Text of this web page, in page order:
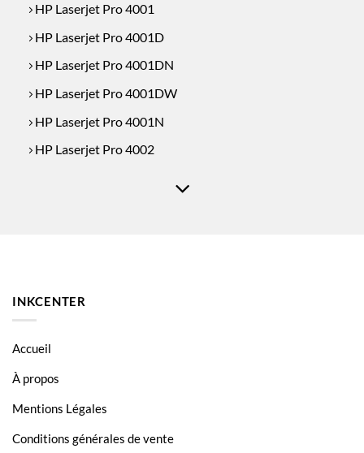
HP Laserjet Pro 4001
HP Laserjet Pro 4001D
HP Laserjet Pro 4001DN
HP Laserjet Pro 4001DW
HP Laserjet Pro 4001N
HP Laserjet Pro 4002
HP Laserjet Pro 4003DN
HP Laserjet Pro 4003N
HP Laserjet Pro 4004
HP Laserjet Pro 4004D
INKCENTER
Accueil
À propos
Mentions Légales
Conditions générales de vente